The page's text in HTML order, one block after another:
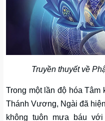
Truyền thuyết về
Trong một lần độ hóa Tâm
Thánh Vương, Ngài đã
không tuôn mưa báu